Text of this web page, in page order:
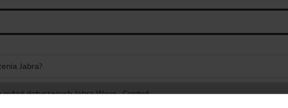
Jabra?
dotyczących Jabra Wave - Corded